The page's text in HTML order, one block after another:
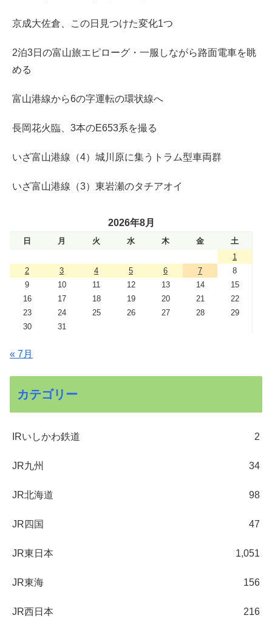
京成大佐倉、この日見つけた変化1つ
2泊3日の富山旅エピローグ・一服しながら路面電車を眺
める
富山港線から6の字運転の環状線へ
長岡花火臨、3本のE653系を撮る
いざ富山港線（4）城川原に集うトラム型車両群
いざ富山港線（3）東岩瀬のタチアオイ
2026年8月
日 月 火 水 木 金
土
1
2
3 4 5 6 7
8
9
10 11 12 13 14
15
16
17 18 19 20 21
22
23
24 25 26 27 28
29
30
31
« 7月
カテゴリー
IRいしかわ鉄道 2
JR九州 34
JR北海道 98
JR四国 47
JR東日本 1,051
JR東海 156
JR西日本 216